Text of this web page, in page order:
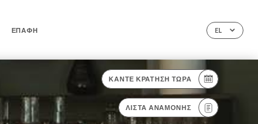
EL
ΕΠΑΦΉ
ΚΆΝΤΕ ΚΡΆΤΗΣΗ ΤΏΡΑ
ΛΊΣΤΑ ΑΝΑΜΟΝΉΣ